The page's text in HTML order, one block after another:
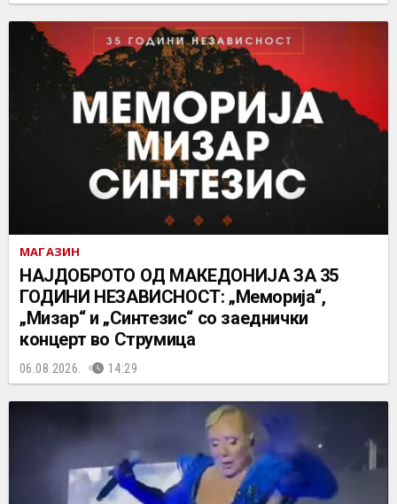
МАГАЗИН
НАЈДОБРОТО ОД МАКЕДОНИЈА ЗА 35
ГОДИНИ НЕЗАВИСНОСТ: „Меморија“,
„Мизар“ и „Синтезис“ со заеднички
концерт во Струмица
06.08.2026. 14:29